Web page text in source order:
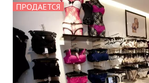
ПРОДАЕТСЯ